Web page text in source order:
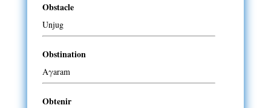
Obstacle
Unjug
Obstination
Aγaram
Obtenir